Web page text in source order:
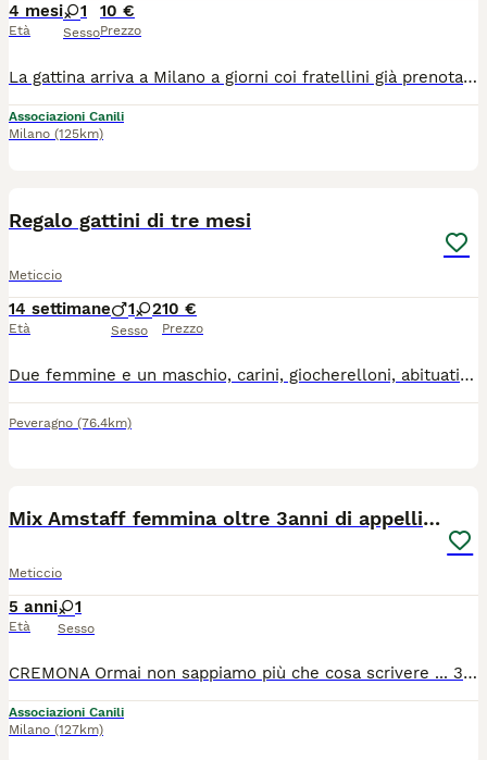
4 mesi
Età
1
Sesso
10 €
Prezzo
La gattina arriva a Milano a giorni coi fratellini già prenotati. Per lei sono arrivate diverse richieste..era stata selezionata una coppia ma all ultimo hanno rinunciato! PURTROPPO CAPITANO ANCHE LE PERDITE DI TEMPO.. 💞Kitty💞 . Nata il 05.04.26,occhi verdi. Per lei cerco una adozione del cuore,le manca una zampina..manderemo foto e video espliciti. Si affida spulciata,vaccinata, con iter di preaffido, compilazione del questionario conoscitivo. X info solo WhatsApp 339 2619577
Associazioni Canili
Milano (125km)
Regalo gattini di tre mesi
Meticcio
14 settimane
Età
1 2
Sesso
10 €
Prezzo
Due femmine e un maschio, carini, giocherelloni, abituati a stare con i bambini, usano la sabbietta, svezzati, sverminati.
Peveragno (76.4km)
Mix Amstaff femmina oltre 3anni di appelli CREMONA
Meticcio
5 anni
Età
1
Sesso
CREMONA Ormai non sappiamo più che cosa scrivere ... 3 anni e mezzo di appelli buttati al vento, nell'attesa di una telefonata che non e' mai arrivata ... ma perché? Il suo primo anno di vita e' stato terribile .... Lei si merita una famiglia. Tequila, detta Teky, femmina di 4 anni e mezzo, sterilizzata, sana, in regola con prassi veterinaria. NO bambini. SI cani maschi. NO cani femmina. NO gatti. Si trova in provincia di Cremona. Per info me al 3473202079 - Sarah 3468264655 - Patrizia 3397591006.
Associazioni Canili
Milano (127km)